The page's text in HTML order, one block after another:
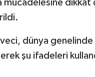
dikkat
dünya
şu ifadeleri